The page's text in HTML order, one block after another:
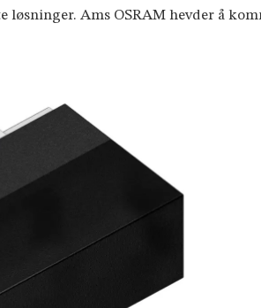
Ams OSRAM hevder å